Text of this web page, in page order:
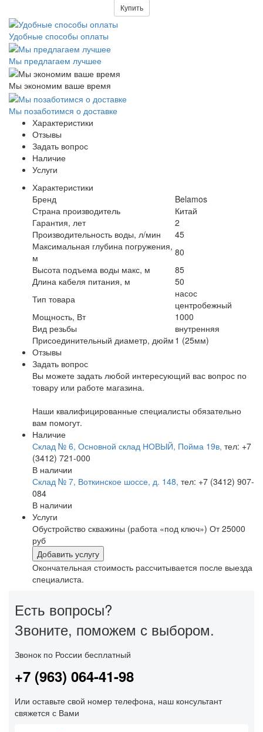
Купить
Удобные способы оплаты
Мы предлагаем лучшее
Мы экономим ваше время
Мы позаботимся о доставке
Характеристики
Отзывы
Задать вопрос
Наличие
Услуги
Характеристики
Бренд
Belamos
Страна производитель
Китай
Гарантия, лет
2
Производительность воды, л/мин
45
Максимальная глубина погружения,
м
80
Высота подъема воды макс, м
85
Длина кабеля питания, м
50
Тип товара
насос
центробежный
Мощность, Вт
1000
Вид резьбы
внутренняя
Присоединительный диаметр, дюйм 1 (25мм)
Отзывы
Задать вопрос
Вы можете задать любой интересующий вас вопрос по
товару или работе магазина.
Наши квалифицированные специалисты обязательно
вам помогут.
Наличие
Склад № 6, Основной склад НОВЫЙ, Пойма 19в, тел: +7
(3412) 721-000
В наличии
Склад № 7, Воткинское шоссе, д. 148, тел: +7 (3412) 907-
084
В наличии
Услуги
Обустройство скважины (работа «под ключ») От 25000
руб
Добавить услугу
Окончательная стоимость рассчитывается после выезда
специалиста.
Есть вопросы?
Звоните, поможем с выбором.
Звонок по России бесплатный
+7 (963) 064-41-98
Или оставьте свой номер телефона, наш консультант
свяжется с Вами